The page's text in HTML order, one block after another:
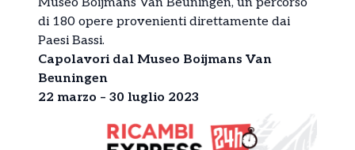
Museo Boijmans Van Beuningen, un percorso
di 180 opere provenienti direttamente dai
Paesi Bassi.
Capolavori dal Museo Boijmans Van
Beuningen
22 marzo – 30 luglio 2023